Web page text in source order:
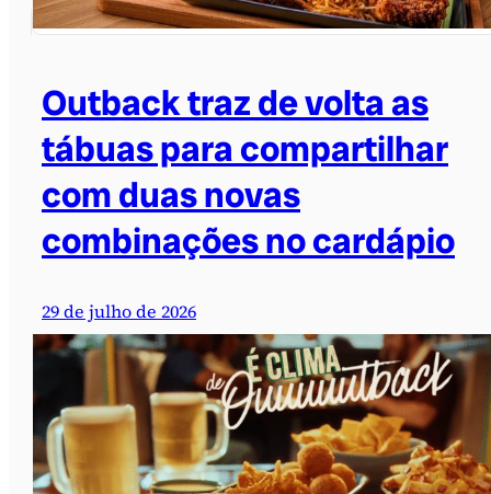
Outback traz de volta as
tábuas para compartilhar
com duas novas
combinações no cardápio
29 de julho de 2026